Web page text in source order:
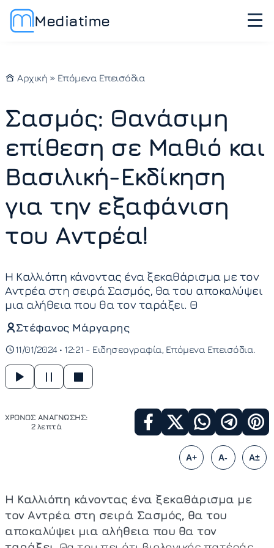
Mediatime
Αρχική » Επόμενα Επεισόδια
Σασμός: Θανάσιμη
επίθεση σε Μαθιό και
Βασιλική-Εκδίκηση
για την εξαφάνιση
του Αντρέα!
Η Καλλιόπη κάνοντας ένα ξεκαθάρισμα με τον
Αντρέα στη σειρά Σασμός, θα του αποκαλύψει
μια αλήθεια που θα τον ταράξει. Θ
Στέφανος Μάργαρης
11/01/2024 • 12:21 - Ειδησεογραφία Επόμενα Επεισόδια
ΧΡΟΝΟΣ ΑΝΑΓΝΩΣΗΣ:
2 λεπτά
A+ A- A±
Η Καλλιόπη κάνοντας ένα ξεκαθάρισμα με
τον Αντρέα στη σειρά Σασμός, θα του
αποκαλύψει μια αλήθεια που θα τον